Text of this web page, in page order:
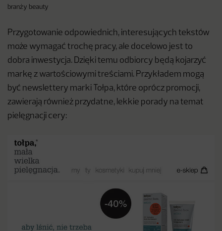
branży beauty
Przygotowanie odpowiednich, interesujących tekstów
może wymagać trochę pracy, ale docelowo jest to
dobra inwestycja. Dzięki temu odbiorcy będą kojarzyć
markę z wartościowymi treściami. Przykładem mogą
być newslettery marki Tołpa, które oprócz promocji,
zawierają również przydatne, lekkie porady na temat
pielęgnacji cery: